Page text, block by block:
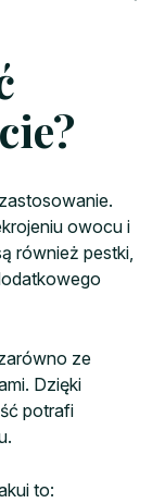
owocu i
również pestki,
ze
Dzięki
potrafi
to: